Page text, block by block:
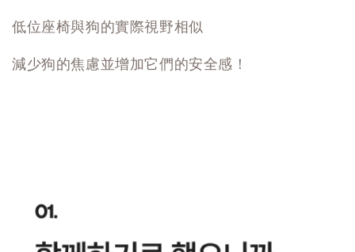
低位座椅與狗的實際視野相似
減少狗的焦慮並增加它們的安全感！